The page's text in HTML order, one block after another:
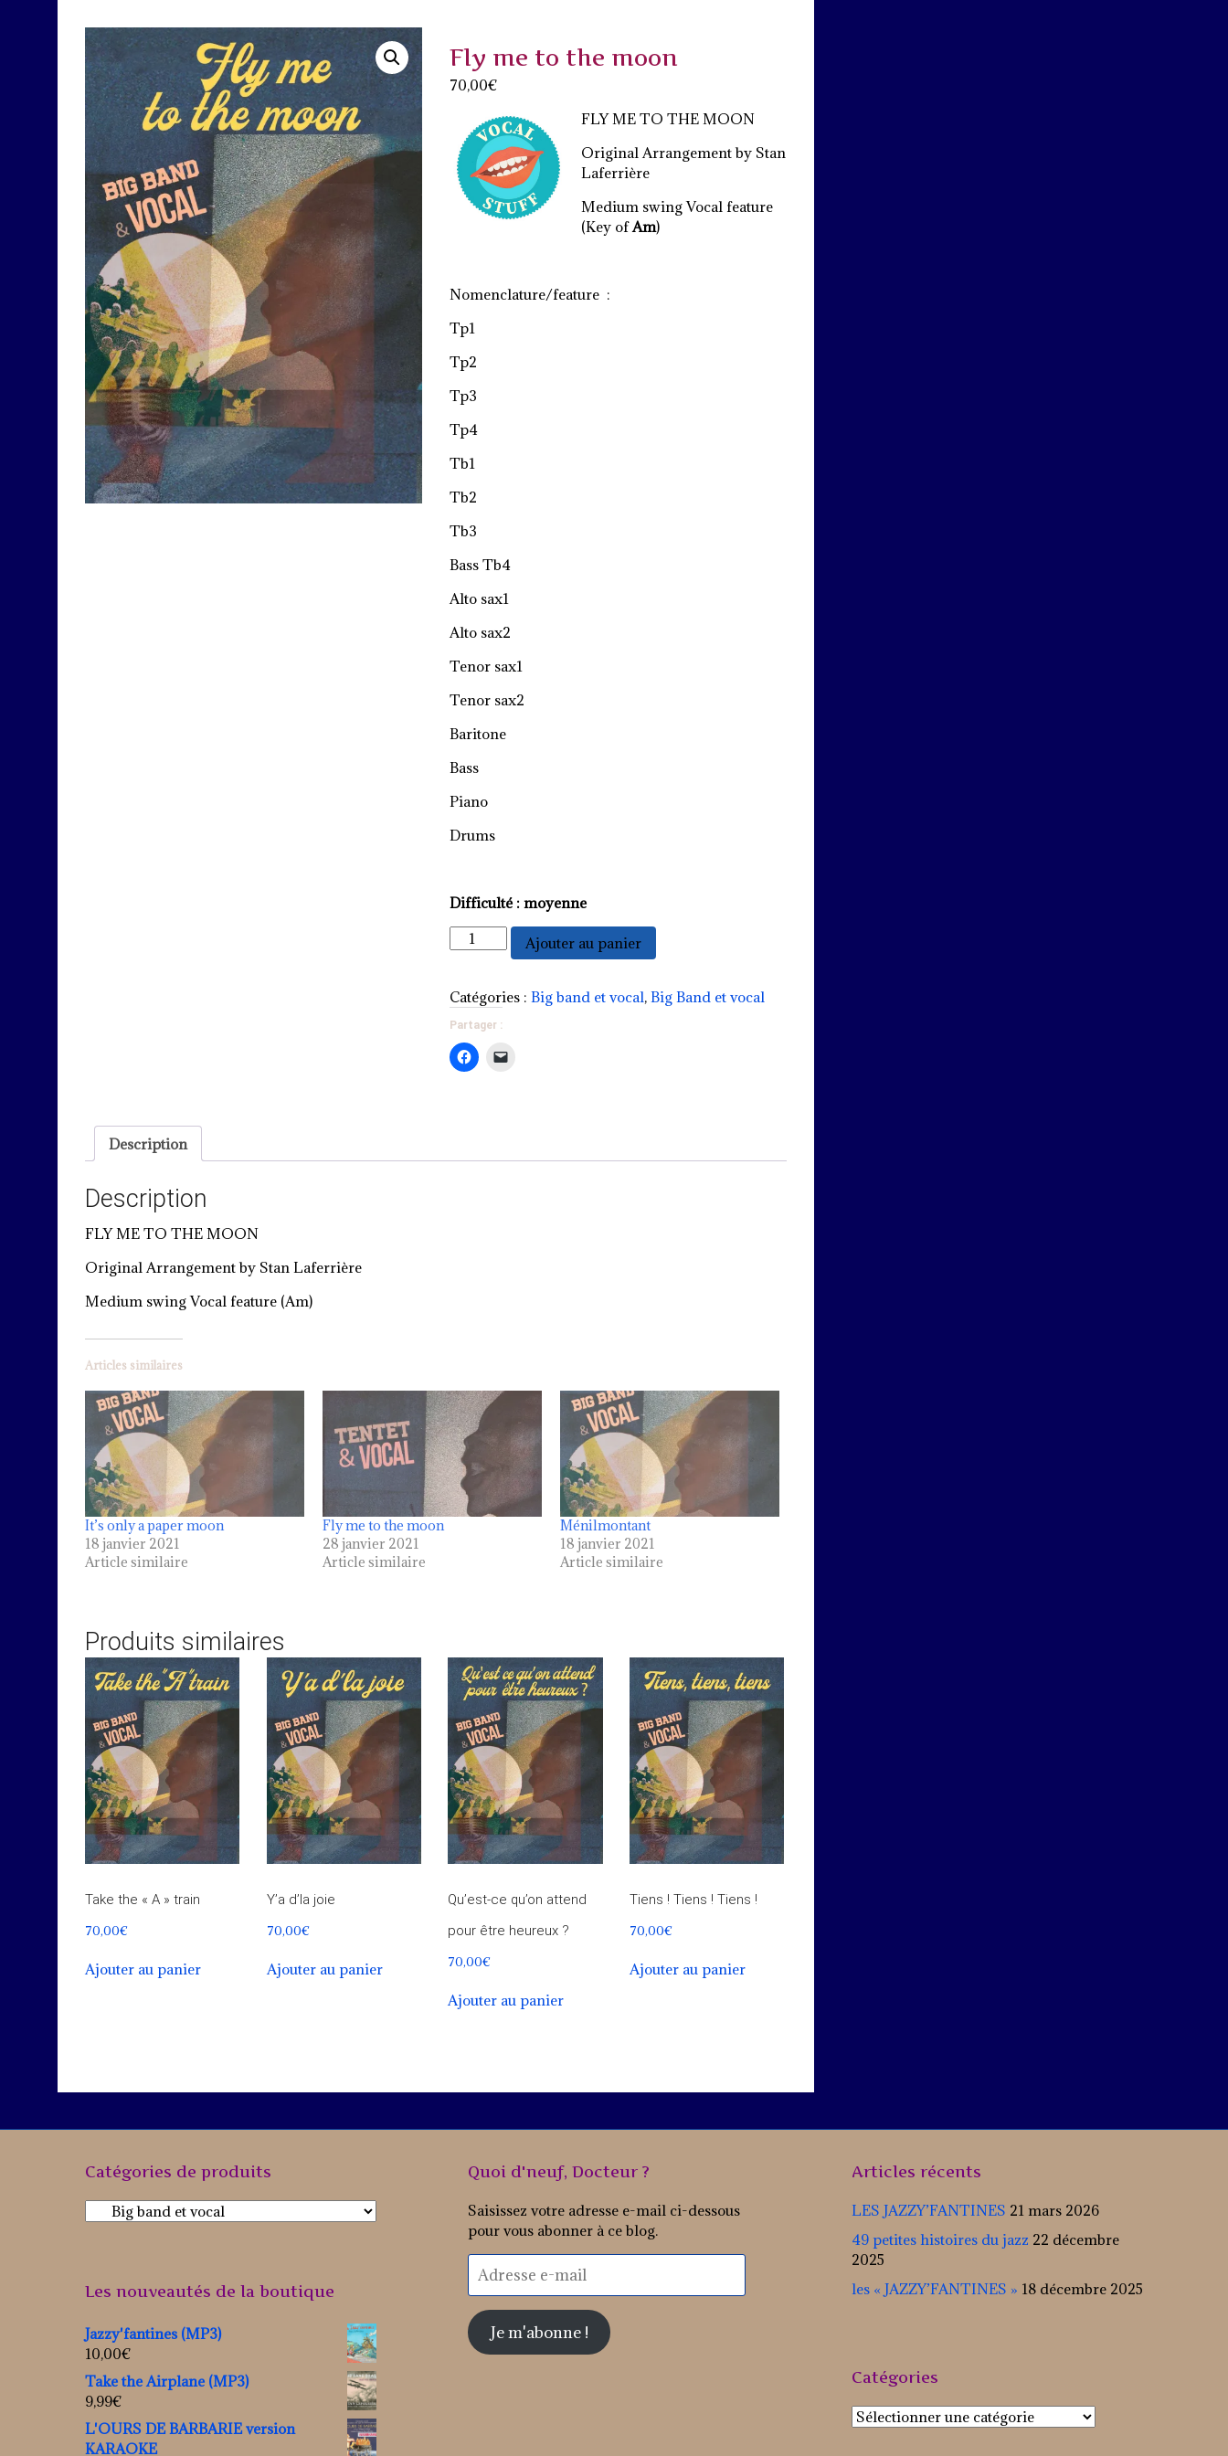
Fly me to the moon
70,00€
FLY ME TO THE MOON
Original Arrangement by Stan
Laferrière
Medium swing Vocal feature
(Key ofAm)
Nomenclature/feature :
Tp1
Tp2
Tp3
Tp4
Tb1
Tb2
Tb3
Bass Tb4
Alto sax1
Alto sax2
Tenor sax1
Tenor sax2
Baritone
Bass
Piano
Drums
Difficulté : moyenne
quantité
de
me
to
moon
Ajouter au panier
Catégories :Big band et vocal,Big Band et vocal
Partager :
Description
Description
FLY ME TO THE MOON
Original Arrangement by Stan Laferrière
Medium swing Vocal feature (Am)
Articles similaires
It’s only a paper moon
18 janvier 2021
Article similaire
Fly me to the moon
28 janvier 2021
Article similaire
Ménilmontant
18 janvier 2021
Article similaire
Produits similaires
Take the « A » train
70,00€
Ajouter au panier
Y’a d’la joie
70,00€
Ajouter au panier
Qu’est-ce qu’on attend
pour être heureux ?
70,00€
Ajouter au panier
Tiens ! Tiens ! Tiens !
70,00€
Ajouter au panier
Catégories de produits
Les nouveautés de la boutique
Jazzy'fantines (MP3)
10,00€
Take the Airplane (MP3)
9,99€
L'OURS DE BARBARIE version
KARAOKE
Quoi d'neuf, Docteur ?
Saisissez votre adresse e-mail ci-dessous
pour vous abonner à ce blog.
Adresse
e-
Je m'abonne !
Articles récents
LES JAZZY’FANTINES 21 mars 2026
49 petites histoires du jazz 22 décembre
2025
les « JAZZY’FANTINES » 18 décembre 2025
Catégories
Catégories